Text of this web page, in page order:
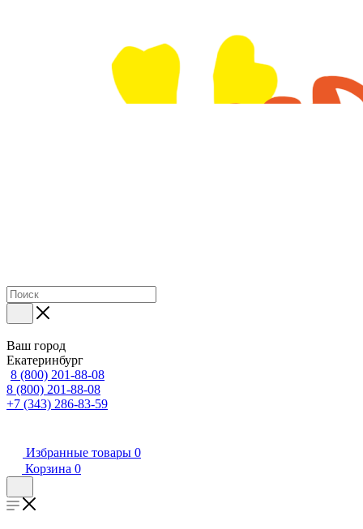
Ваш город
Екатеринбург
8 (800) 201-88-08
8 (800) 201-88-08
+7 (343) 286-83-59
Избранные товары 0
Корзина 0